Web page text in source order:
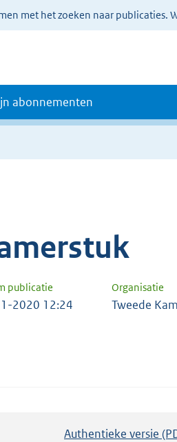
met het zoeken naar publicaties.
abonnementen
publicatie Organisatie
2020 12:24 Tweede
Authentieke versie